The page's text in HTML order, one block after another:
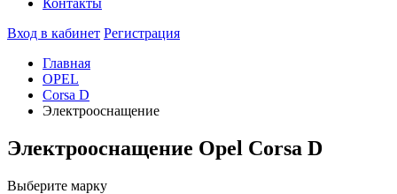
Контакты
Вход в кабинет Регистрация
Главная
OPEL
Corsa D
Электрооснащение
Электрооснащение Opel Corsa D
Выберите марку